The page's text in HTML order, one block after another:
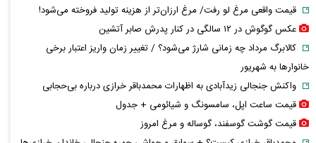
قیمت واقعی مرغ لو رفت/ مرغ ارزان‌تر از هزینه تولید فروخته می‌شود!
عکس گوگوش در ۱۲ سالگی در کنار پدرش صابر آتشین
کالابرگ مرداد چه زمانی شارژ می‌شود؟ / تغییر زمان واریز اعتبار برخی
خانوارها به شهریور
واکنش جنجالی زیدآبادی به اظهارات محمدباقر خرازی درباره بی‌حجابی
قیمت ساعت اپل، سامسونگ و شیائومی + جدول
قیمت گوشت گوسفند، گوساله و مرغ امروز